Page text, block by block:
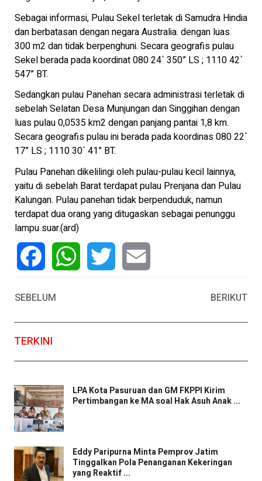
Sebagai informasi, Pulau Sekel terletak di Samudra Hindia
dan berbatasan dengan negara Australia. dengan luas
300 m2 dan tidak berpenghuni. Secara geografis pulau
Sekel berada pada koordinat 080 24` 350” LS ; 1110 42`
547” BT.
Sedangkan pulau Panehan secara administrasi terletak di
sebelah Selatan Desa Munjungan dan Singgihan dengan
luas pulau 0,0535 km2 dengan panjang pantai 1,8 km.
Secara geografis pulau ini berada pada koordinas 080 22`
17” LS ; 1110 30` 41” BT.
Pulau Panehan dikelilingi oleh pulau-pulau kecil lainnya,
yaitu di sebelah Barat terdapat pulau Prenjana dan Pulau
Kalungan. Pulau panehan tidak berpenduduk, namun
terdapat dua orang yang ditugaskan sebagai penunggu
lampu suar.(ard)
SEBELUM
BERIKUT
TERKINI
LPA Kota Pasuruan dan GM FKPPI Kirim
Pertimbangan ke MA soal Hak Asuh Anak ...
Eddy Paripurna Minta Pemprov Jatim
Tinggalkan Pola Penanganan Kekeringan
yang Reaktif ...